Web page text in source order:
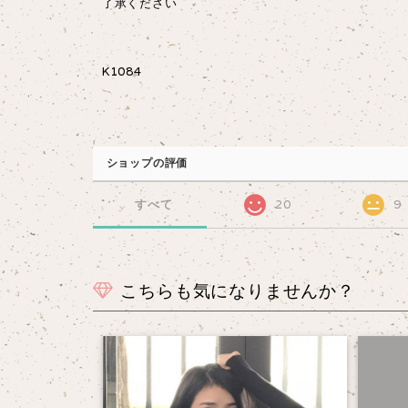
K1084
ショップの評価
すべて 20 9
こちらも気になりませんか？